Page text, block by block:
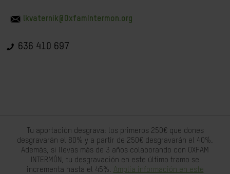
lkvaternik@OxfamIntermon.org
636 410 697
Tu aportación desgrava: los primeros 250€ que dones
desgravarán el 80% y a partir de 250€ desgravarán el 40%.
Además, si llevas más de 3 años colaborando con OXFAM
INTERMÓN, tu desgravación en este último tramo se
incrementa hasta el 45%. Amplia información en este